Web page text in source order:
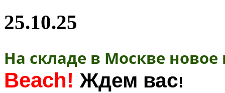
25.10.25
На складе в Москве
Beach! Ждем вас!